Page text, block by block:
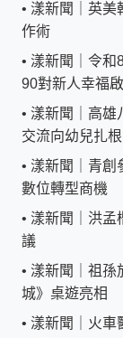
• 漾新聞｜英
作術
• 漾新聞｜令
90對新人幸福
• 漾新聞｜高
交流向幼兒扎根
• 漾新聞｜青
數位轉型商機
• 漾新聞｜洪
議
• 漾新聞｜祖
城》桌遊亮相
• 漾新聞｜火